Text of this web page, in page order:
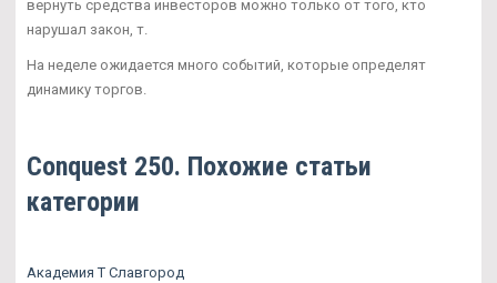
вернуть средства инвесторов можно только от того, кто
нарушал закон, т.
На неделе ожидается много событий, которые определят
динамику торгов.
Conquest 250. Похожие статьи
категории
Академия Т Славгород